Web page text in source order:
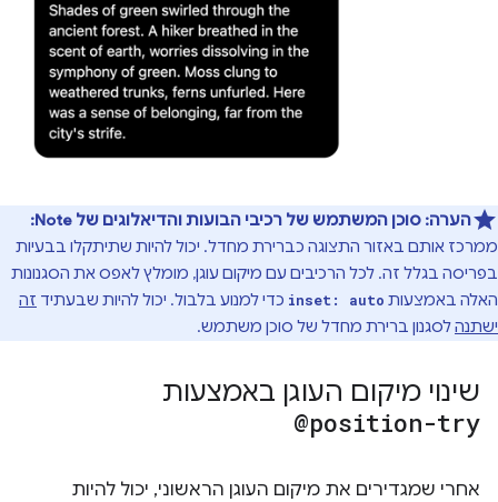
הערה: סוכן המשתמש של רכיבי הבועות והדיאלוגים של Note:
ממרכז אותם באזור התצוגה כברירת מחדל. יכול להיות שתיתקלו בבעיות
בפריסה בגלל זה. לכל הרכיבים עם מיקום עוגן, מומלץ לאפס את הסגנונות
האלה באמצעות inset: auto כדי למנוע בלבול. יכול להיות שבעתיד זה
ישתנהלסגנון ברירת מחדל של סוכן משתמש.
שינוי מיקום העוגן באמצעות
@position-try
אחרי שמגדירים את מיקום העוגן הראשוני, יכול להיות